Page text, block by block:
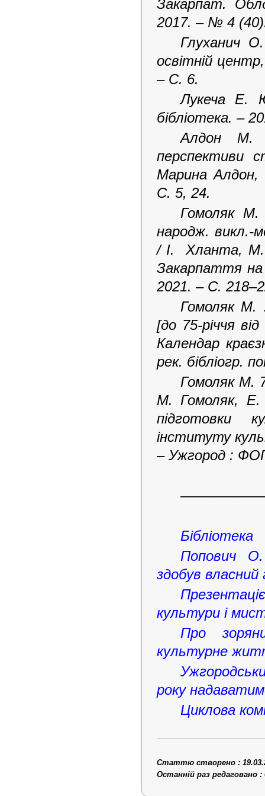
Закарпат.
2017. ‒ № 4
Глуханич
освітній
– С. 6.
Лукеча Е.
бібліотека. –
Алдон М.
перспективи
Марина Алдон,
С. 5, 24.
Гомоляк М.
народж. викл.-
/ І. Хланта, М.
Закарпаття на
2021. – С.
Гомоляк М.
[до 75-річчя
Календар
рек. бібліогр.
Гомоляк М.
М. Гомоляк, Е.
підготовки
інституту
– Ужгород :
Бібліотека
Попович
здобув власний
культури і
Про
культурне
року
Циклова
Статтю створено :
Останній раз редаговано :